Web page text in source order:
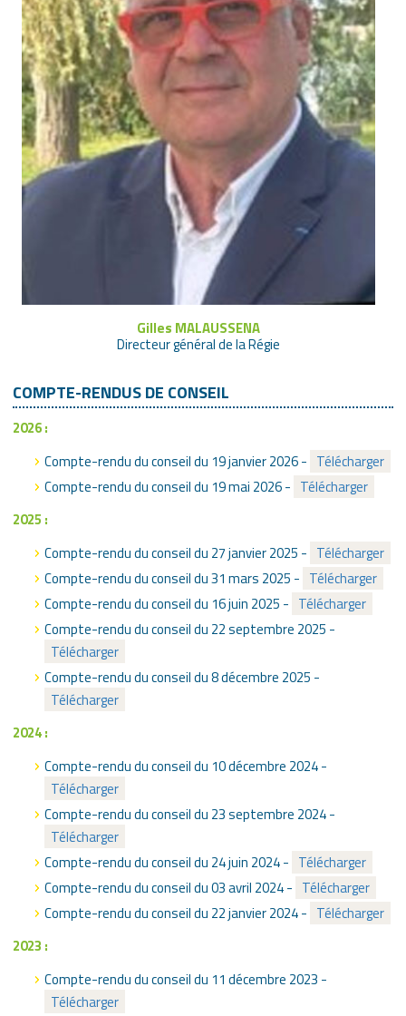
Gilles MALAUSSENA
Directeur général de la Régie
COMPTE-RENDUS DE CONSEIL
2026 :
Compte-rendu du conseil du 19 janvier 2026 - Télécharger
Compte-rendu du conseil du 19 mai 2026 - Télécharger
2025 :
Compte-rendu du conseil du 27 janvier 2025 - Télécharger
Compte-rendu du conseil du 31 mars 2025 - Télécharger
Compte-rendu du conseil du 16 juin 2025 - Télécharger
Compte-rendu du conseil du 22 septembre 2025 -
Télécharger
Compte-rendu du conseil du 8 décembre 2025 -
Télécharger
2024 :
Compte-rendu du conseil du 10 décembre 2024 -
Télécharger
Compte-rendu du conseil du 23 septembre 2024 -
Télécharger
Compte-rendu du conseil du 24 juin 2024 - Télécharger
Compte-rendu du conseil du 03 avril 2024 - Télécharger
Compte-rendu du conseil du 22 janvier 2024 - Télécharger
2023 :
Compte-rendu du conseil du 11 décembre 2023 -
Télécharger